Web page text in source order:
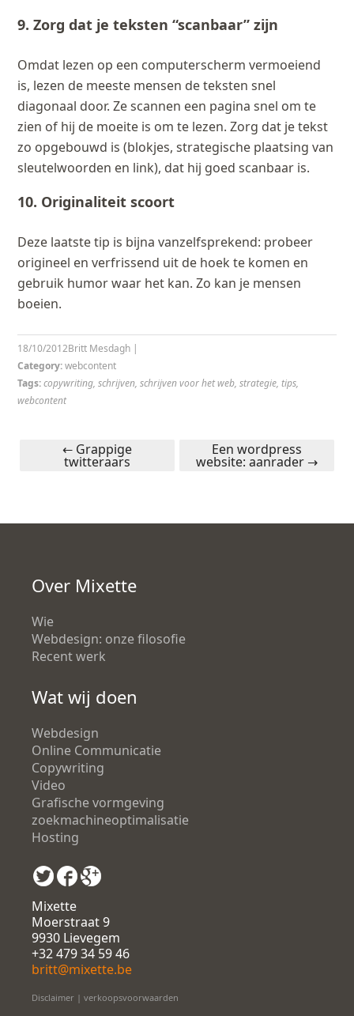
9. Zorg dat je teksten “scanbaar” zijn
Omdat lezen op een computerscherm vermoeiend
is, lezen de meeste mensen de teksten snel
diagonaal door. Ze scannen een pagina snel om te
zien of hij de moeite is om te lezen. Zorg dat je tekst
zo opgebouwd is (blokjes, strategische plaatsing van
sleutelwoorden en link), dat hij goed scanbaar is.
10. Originaliteit scoort
Deze laatste tip is bijna vanzelfsprekend: probeer
origineel en verfrissend uit de hoek te komen en
gebruik humor waar het kan. Zo kan je mensen
boeien.
Britt Mesdagh |
18/10/2012
Category:webcontent
Tags:copywriting,schrijven,schrijven voor het web,strategie,tips,
webcontent
Post navigation
← Grappige
twitteraars
Een wordpress
website: aanrader →
Over Mixette
Wie
Webdesign: onze filosofie
Recent werk
Wat wij doen
Webdesign
Online Communicatie
Copywriting
Video
Grafische vormgeving
zoekmachineoptimalisatie
Hosting
Mixette
Moerstraat 9
9930 Lievegem
+32 479 34 59 46
britt@mixette.be
Disclaimer | verkoopsvoorwaarden